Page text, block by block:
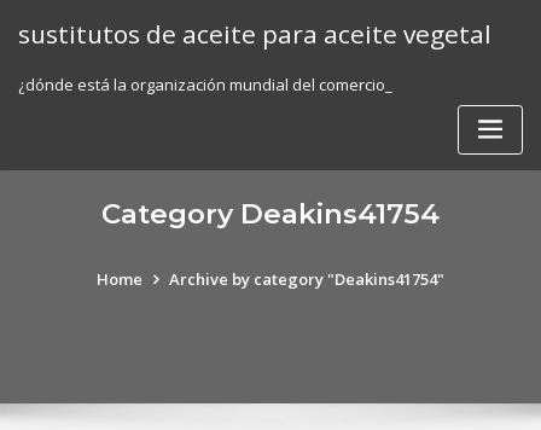
sustitutos de aceite para aceite vegetal
¿dónde está la organización mundial del comercio_
Category Deakins41754
Home Archive by category "Deakins41754"